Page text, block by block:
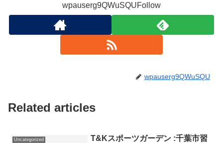
wpauserg9QWuSQUFollow
wpauserg9QWuSQU
Related articles
Uncategorized
T&Kスポーツガーデン :千葉市習